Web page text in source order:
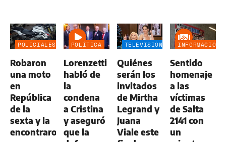
POLICIALES
Robaron
una moto
en
República
de la
sexta y la
encontraron
POLÍTICA
Lorenzetti
habló de
la
condena
a Cristina
y aseguró
que la
TELEVISIÓN
Quiénes
serán los
invitados
de Mirtha
Legrand y
Juana
Viale este
INFORMACIÓN
Sentido
homenaje
a las
víctimas
de Salta
2141 con
un